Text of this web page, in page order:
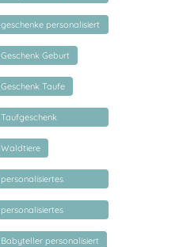
personalisierbar
geschenke personalisiert
kinder
Geschenk Geburt
Geschenk Taufe
Taufgeschenk
personalisiert
Waldtiere
personalisiertes
Babygeschenk
personalisiertes
Geschenk Kind
Babyteller personalisiert